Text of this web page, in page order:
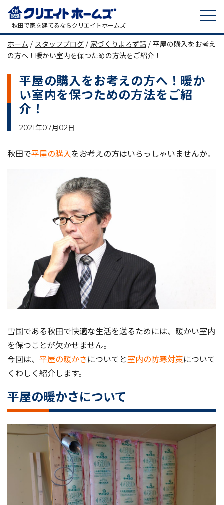
メインナビゲーション
秋田で家を建てるならクリエイトホームズ
ホーム / スタッフブログ / 家づくりよろず話 / 平屋の購入をお考え
の方へ！暖かい室内を保つための方法をご紹介！
平屋の購入をお考えの方へ！暖か
い室内を保つための方法をご紹
介！
2021年07月02日
秋田で平屋の購入をお考えの方はいらっしゃいませんか。
雪国である秋田で快適な生活を送るためには、暖かい室内
を保つことが欠かせません。
今回は、 平屋の暖かさ についてと室内の防寒対策について
くわしく紹介します。
平屋の暖かさについて